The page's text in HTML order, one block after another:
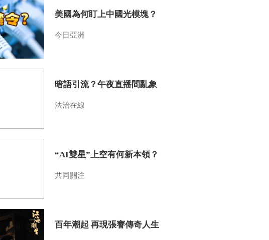
美國為何盯上中國光模塊？
今日亞洲
暗語引流？午夜直播間亂象
法治在線
“AI雙星”上空有何新本領？
共同關注
百年潮起 再現張謇傳奇人生